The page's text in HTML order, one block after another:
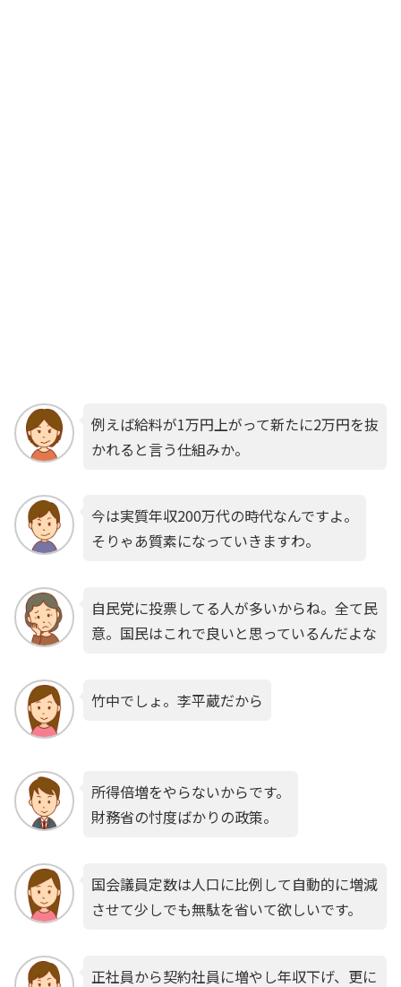
例えば給料が1万円上がって新たに2万円を抜
かれると言う仕組みか。
今は実質年収200万代の時代なんですよ。
そりゃあ質素になっていきますわ。
自民党に投票してる人が多いからね。全て民
意。国民はこれで良いと思っているんだよな
竹中でしょ。李平蔵だから
所得倍増をやらないからです。
財務省の忖度ばかりの政策。
国会議員定数は人口に比例して自動的に増減
させて少しでも無駄を省いて欲しいです。
正社員から契約社員に増やし年収下げ、更に